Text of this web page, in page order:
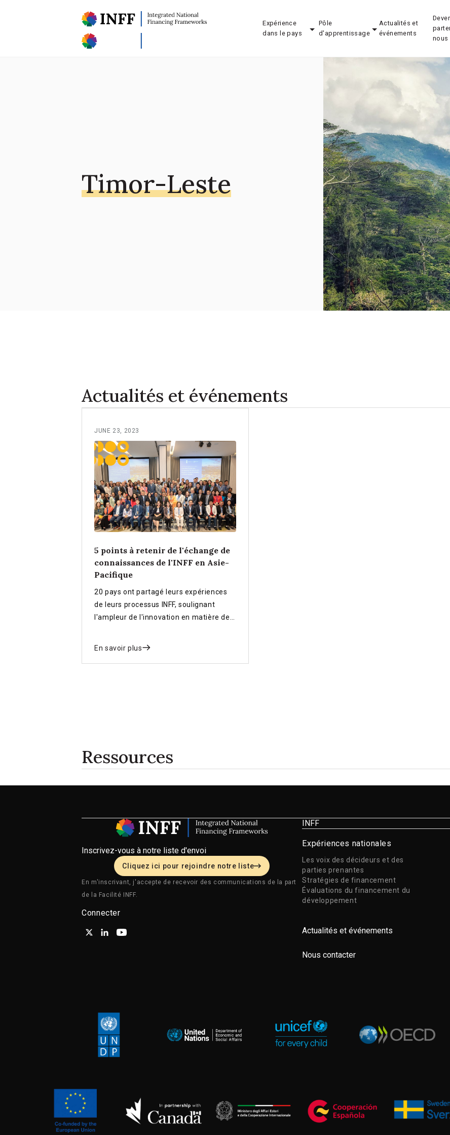
Expérience
dans le pays
Pôle
d'apprentissage
Actualités et
événements
nous
Timor-Leste
Actualités et événements
JUNE 23, 2023
5 points à retenir de l'échange de
connaissances de l'INFF en Asie-
Pacifique
20 pays ont partagé leurs expériences
de leurs processus INFF, soulignant
l'ampleur de l'innovation en matière de
En savoir plus
Ressources
Inscrivez-vous à notre liste d'envoi
Cliquez ici pour rejoindre notre liste
En m'inscrivant, j'accepte de recevoir des communications de la part
de la Facilité INFF.
Connecter
INFF
Expériences nationales
Les voix des décideurs et des
parties prenantes
Stratégies de financement
Évaluations du financement du
développement
Actualités et événements
Nous contacter